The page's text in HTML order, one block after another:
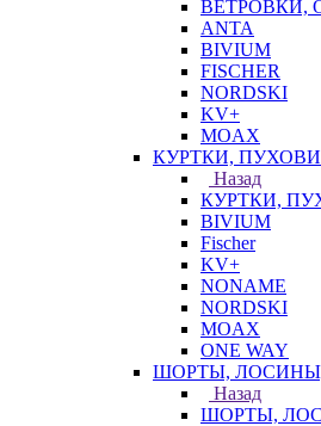
ВЕТРОВКИ,
ANTA
BIVIUM
FISCHER
NORDSKI
KV+
MOAX
КУРТКИ,
Назад
КУРТКИ,
BIVIUM
Fischer
KV+
NONAME
NORDSKI
MOAX
ONE WAY
ШОРТЫ,
Назад
ШОРТЫ,